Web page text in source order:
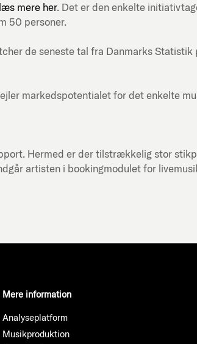
læs mere her. Det er den enkelte
50 personer.
de seneste tal fra Danmarks Statistik
markedspotentialet for det enkelte
Hermed er der tilstrækkelig stor
artisten i bookingmodulet for
Mere information
Analyseplatform
Musikproduktion